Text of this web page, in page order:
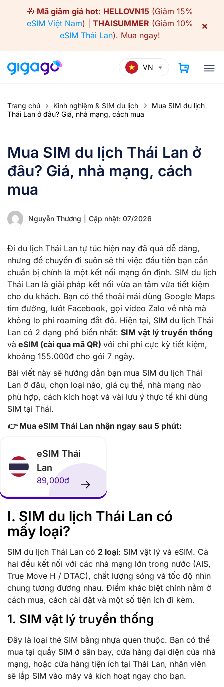
🎁 Mã giảm giá hot: HELLOVN15 (Giảm 15%
eSIM Việt Nam) | THAISUMMER (Giảm 10%
eSIM Thái Lan). Mua ngay!
×
VN
Trang chủ Kinh nghiệm & SIM du lịch
Mua SIM du lịch
Thái Lan ở đâu? Giá, nhà mạng, cách mua
Mua SIM du lịch Thái Lan ở
đâu? Giá, nhà mạng, cách
mua
Nguyễn Thương Cập nhật: 07/2026
Đi du lịch Thái Lan tự túc hiện nay đã quá dễ dàng,
nhưng để chuyến đi suôn sẻ thì việc đầu tiên bạn cần
chuẩn bị chính là một kết nối mạng ổn định. SIM du lịch
Thái Lan là giải pháp kết nối vừa an tâm vừa tiết kiệm
cho du khách. Bạn có thể thoải mái dùng Google Maps
tìm đường, lướt Facebook, gọi video Zalo về nhà mà
không lo phí roaming đắt đỏ. Hiện tại, SIM du lịch Thái
Lan có 2 dạng phổ biến nhất: SIM vật lý truyền thống
và eSIM (cài qua mã QR) với chi phí cực kỳ tiết kiệm,
khoảng 155.000đ cho gói 7 ngày.
Bài viết này sẽ hướng dẫn bạn mua SIM du lịch Thái
Lan ở đâu, chọn loại nào, giá cụ thể, nhà mạng nào
phù hợp, cách kích hoạt và vài lưu ý thực tế khi dùng
SIM tại Thái.
👉 Mua eSIM Thái Lan nhận ngay sau 5 phút:
eSIM Thái
Lan
89,000đ
I. SIM du lịch Thái Lan có
mấy loại?
SIM du lịch Thái Lan có 2 loại: SIM vật lý và eSIM. Cả
hai đều kết nối với các nhà mạng lớn trong nước (AIS,
True Move H / DTAC), chất lượng sóng và tốc độ nhìn
chung tương đương nhau. Điểm khác biệt chính nằm ở
cách mua, cách cài đặt và một số tiện ích đi kèm.
1. SIM vật lý truyền thống
Đây là loại thẻ SIM bằng nhựa quen thuộc. Bạn có thể
mua tại quầy SIM ở sân bay, cửa hàng đại diện của nhà
mạng, hoặc cửa hàng tiện ích tại Thái Lan, nhân viên
sẽ lắp SIM vào máy và kích hoạt ngay cho bạn.